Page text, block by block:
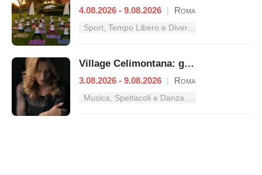
4.08.2026 - 9.08.2026 | Roma
Sport, Tempo Libero e Divertimento nel Lazio
Village Celimontana: gli appuntamenti dal 3 al 9 agosto
3.08.2026 - 9.08.2026 | Roma
Musica, Spettacoli e Danza nel Lazio